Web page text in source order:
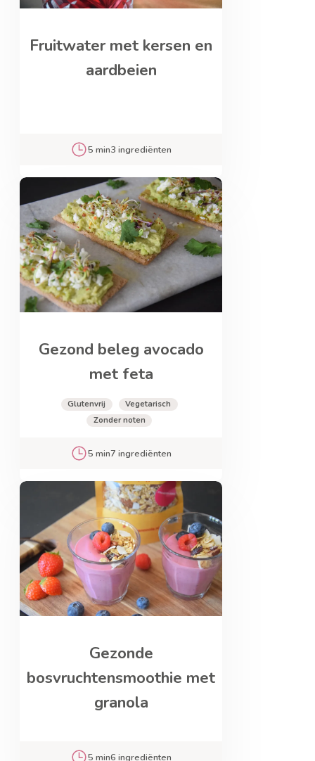
Fruitwater met kersen en
aardbeien
5 min3 ingrediënten
Gezond beleg avocado
met feta
Glutenvrij
Vegetarisch
Zonder noten
5 min7 ingrediënten
Gezonde
bosvruchtensmoothie met
granola
5 min6 ingrediënten